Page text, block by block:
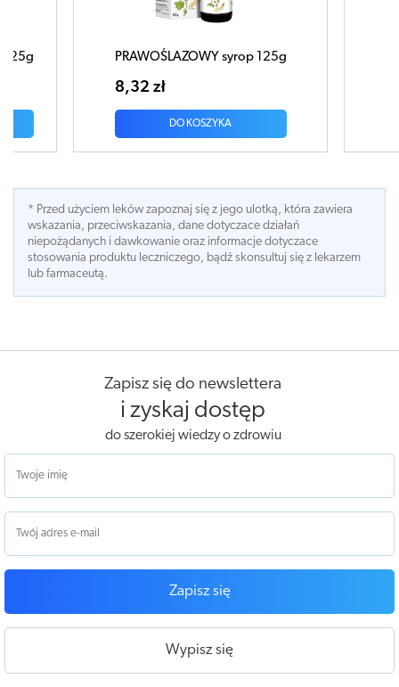
125g PRAWOŚLAZOWY syrop 125g
8,32 zł
DO KOSZYKA
* Przed użyciem leków zapoznaj się z jego ulotką, która zawiera
wskazania, przeciwskazania, dane dotyczace działań
niepożądanych i dawkowanie oraz informacje dotyczace
stosowania produktu leczniczego, bądź skonsultuj się z lekarzem
lub farmaceutą.
Zapisz się do newslettera
i zyskaj dostęp
do szerokiej wiedzy o zdrowiu
Zapisz się
Wypisz się